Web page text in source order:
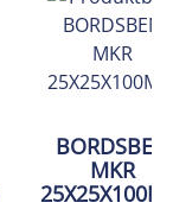
BORDSBEN
MKR